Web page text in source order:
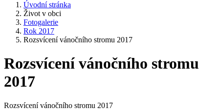
Úvodní stránka
Život v obci
Fotogalerie
Rok 2017
Rozsvícení vánočního stromu 2017
Rozsvícení vánočního stromu
2017
Rozsvícení vánočního stromu 2017